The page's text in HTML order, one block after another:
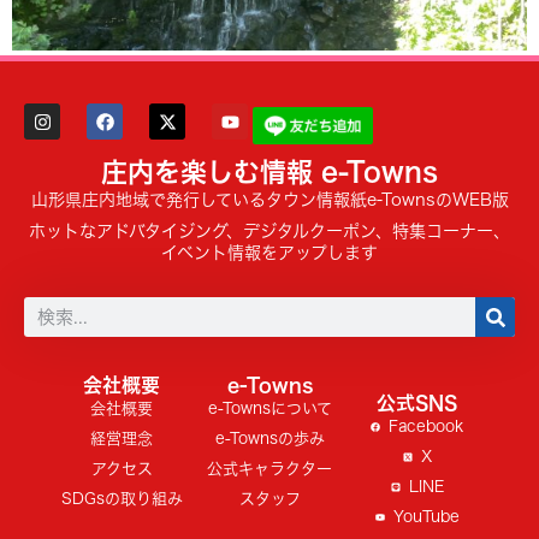
庄内を楽しむ情報 e-Towns
山形県庄内地域で発行しているタウン情報紙e-TownsのWEB版
ホットなアドバタイジング、デジタルクーポン、特集コーナー、
イベント情報をアップします
会社概要
会社概要
経営理念
アクセス
SDGsの取り組み
e-Towns
e-Townsについて
e-Townsの歩み
公式キャラクター
スタッフ
公式SNS
Facebook
X
LINE
YouTube